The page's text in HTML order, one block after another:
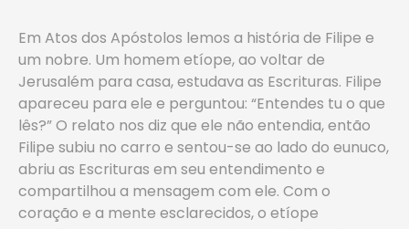
Em Atos dos Apóstolos lemos a história de Filipe e
um nobre. Um homem etíope, ao voltar de
Jerusalém para casa, estudava as Escrituras. Filipe
apareceu para ele e perguntou: “Entendes tu o que
lês?” O relato nos diz que ele não entendia, então
Filipe subiu no carro e sentou-se ao lado do eunuco,
abriu as Escrituras em seu entendimento e
compartilhou a mensagem com ele. Com o
coração e a mente esclarecidos, o etíope